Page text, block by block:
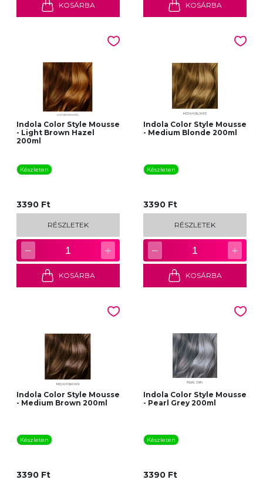
KOSÁRBA KOSÁRBA
Indola Color Style Mousse
- Light Brown Hazel
200ml
Készleten
3390 Ft
RÉSZLETEK
− 1 +
KOSÁRBA
Indola Color Style Mousse
- Medium Blonde 200ml
Készleten
3390 Ft
RÉSZLETEK
− 1 +
KOSÁRBA
Indola Color Style Mousse
- Medium Brown 200ml
Készleten
3390 Ft
Indola Color Style Mousse
- Pearl Grey 200ml
Készleten
3390 Ft